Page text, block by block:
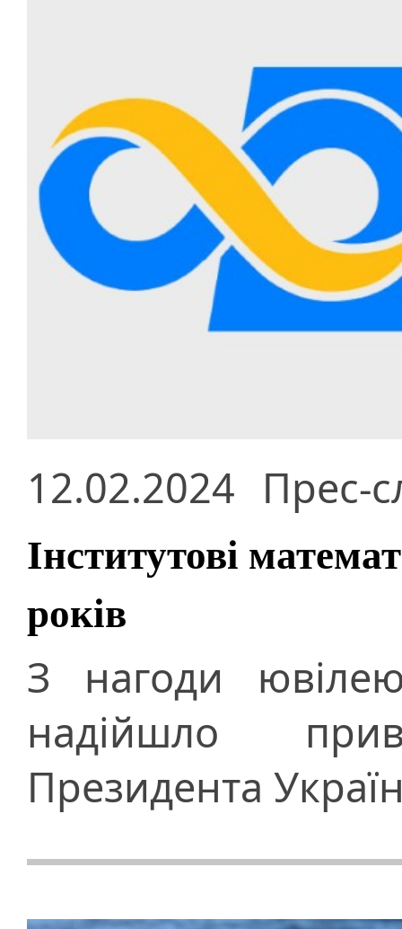
12.02.2024 Прес-
Інститутові
років
З нагоди
надійшло
Президента